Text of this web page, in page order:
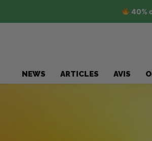
40%
NEWS ARTICLES AVIS